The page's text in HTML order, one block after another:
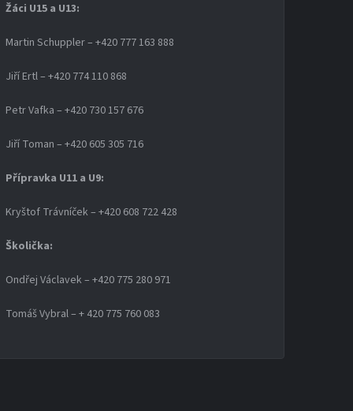
Žáci U15 a U13:
Martin Schuppler – +420 777 163 888
Jiří Ertl – +420 774 110 868
Petr Vafka – +420 730 157 676
Jiří Toman – +420 605 305 716
Přípravka U11 a U9:
Kryštof Trávníček – +420 608 722 428
Školička:
Ondřej Václavek – +420 775 280 971
Tomáš Vybral – + 420 775 760 083